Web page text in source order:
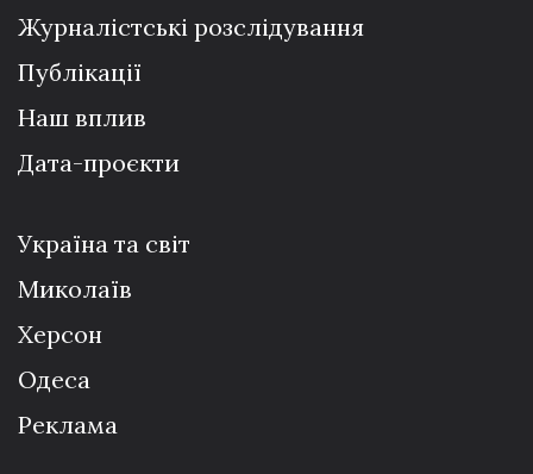
Журналістські розслідування
Публікації
Наш вплив
Дата-проєкти
Україна та світ
Миколаїв
Херсон
Одеса
Реклама